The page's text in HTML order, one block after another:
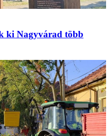
ki Nagyvárad több